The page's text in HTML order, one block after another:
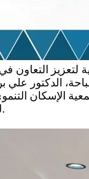
لتعزيز التعاون
الدكتور
الإسكان
لتعزيز التعاون المشترك.